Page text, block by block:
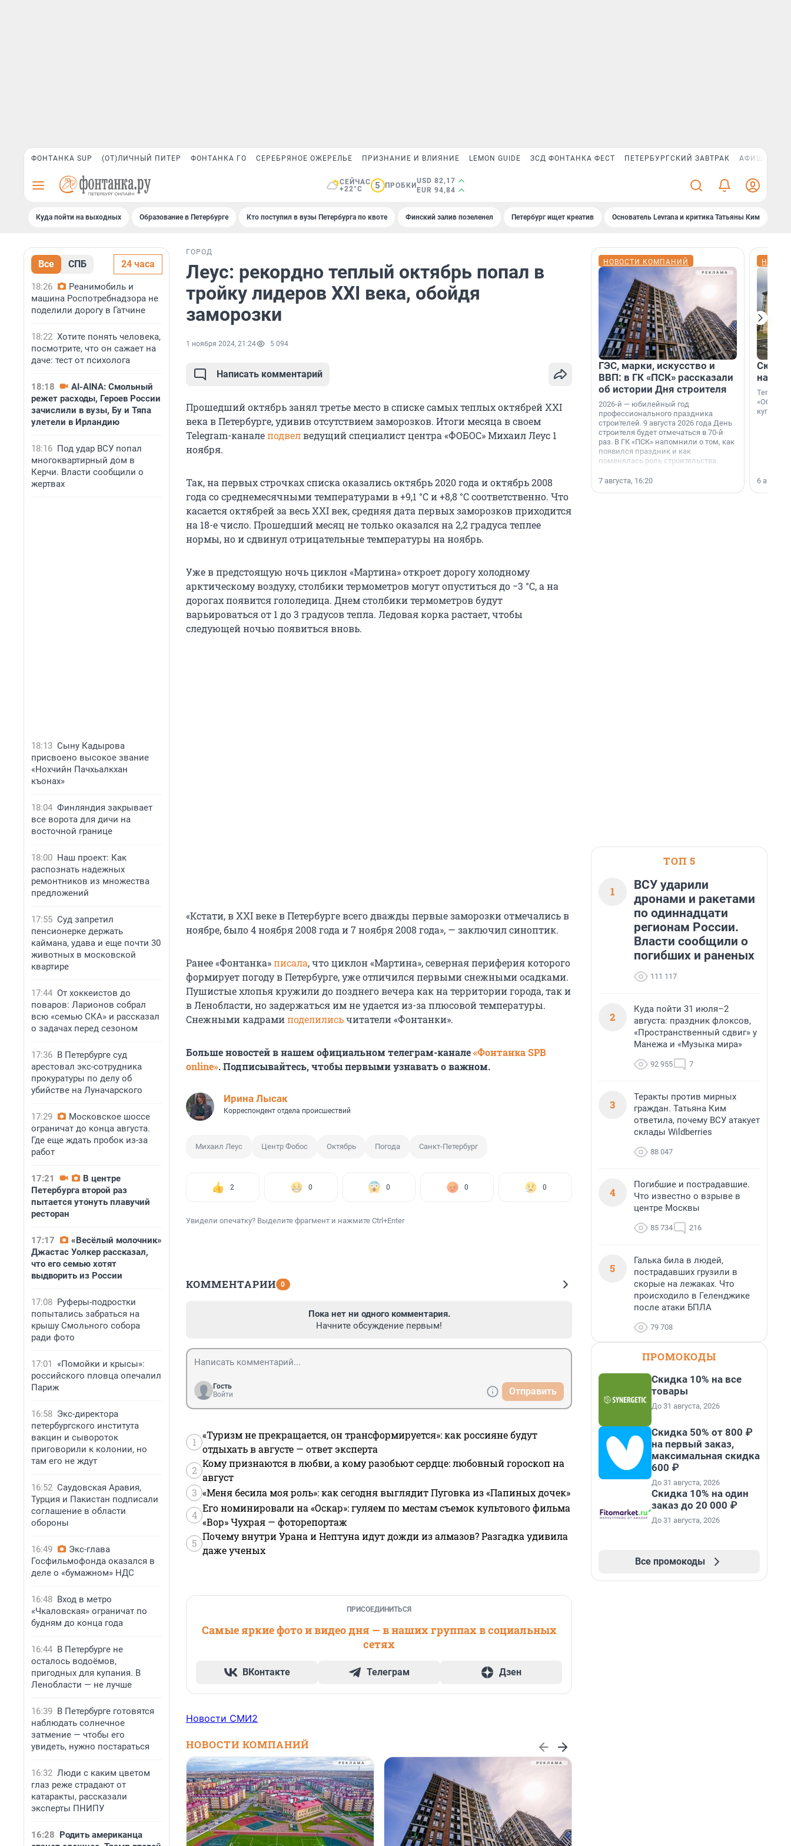
ФОНТАНКА SUP (ОТ)ЛИЧНЫЙ ПИТЕР ФОНТАНКА ГО СЕРЕБРЯНОЕ ОЖЕРЕЛЬЕ ПРИЗНАНИЕ И ВЛИЯНИЕ LEMON GUIDE ЗСД ФОНТАНКА ФЕСТ ПЕТЕРБУРГСКИЙ ЗАВТРАК АФИША PLUS
СЕЙЧАС
+22°C
5 ПРОБКИ
USD 82,17
EUR 94,84
Куда пойти на выходных Образование в Петербурге Кто поступил в вузы Петербурга по квоте Финский залив позеленел Петербург ищет креатив Основатель Levrana и критика Татьяны Ким
Все СПБ 24 часа
18:26
Реанимобиль и
машина Роспотребнадзора не
поделили дорогу в Гатчине
18:22 Хотите понять человека,
посмотрите, что он сажает на
даче: тест от психолога
18:18
AI-AINA: Смольный
режет расходы, Героев России
зачислили в вузы, Бу и Тяпа
улетели в Ирландию
18:16 Под удар ВСУ попал
многоквартирный дом в
Керчи. Власти сообщили о
жертвах
18:13 Сыну Кадырова
присвоено высокое звание
«Нохчийн Пачхьалкхан
къонах»
18:04 Финляндия закрывает
все ворота для дичи на
восточной границе
18:00 Наш проект: Как
распознать надежных
ремонтников из множества
предложений
17:55 Суд запретил
пенсионерке держать
каймана, удава и еще почти 30
животных в московской
квартире
17:44 От хоккеистов до
поваров: Ларионов собрал
всю «семью СКА» и рассказал
о задачах перед сезоном
17:36 В Петербурге суд
арестовал экс-сотрудника
прокуратуры по делу об
убийстве на Луначарского
17:29
Московское шоссе
ограничат до конца августа.
Где еще ждать пробок из-за
работ
17:21
В центре
Петербурга второй раз
пытается утонуть плавучий
ресторан
17:17
«Весёлый молочник»
Джастас Уолкер рассказал,
что его семью хотят
выдворить из России
17:08 Руферы-подростки
попытались забраться на
крышу Смольного собора
ради фото
17:01
«Помойки и крысы»:
российского пловца опечалил
Париж
16:58 Экс-директора
петербургского института
вакцин и сывороток
приговорили к колонии, но
там его не ждут
16:52 Саудовская Аравия,
Турция и Пакистан подписали
соглашение в области
обороны
16:49
Экс-глава
Госфильмофонда оказался в
деле о «бумажном» НДС
16:48 Вход в метро
«Чкаловская» ограничат по
будням до конца года
16:44 В Петербурге не
осталось водоёмов,
пригодных для купания. В
Ленобласти — не лучше
16:39 В Петербурге готовятся
наблюдать солнечное
затмение — чтобы его
увидеть, нужно постараться
16:32 Люди с каким цветом
глаз реже страдают от
катаракты, рассказали
эксперты ПНИПУ
16:28 Родить американца
ГОРОД
Леус: рекордно теплый октябрь попал в
тройку лидеров XXI века, обойдя
заморозки
1 ноября 2024, 21:24 5 094
Написать комментарий
Прошедший октябрь занял третье место в списке самых теплых октябрей XXI
века в Петербурге, удивив отсутствием заморозков. Итоги месяца в своем
Telegram-каналеподвелведущий специалист центра «ФОБОС» Михаил Леус 1
ноября.
Так, на первых строчках списка оказались октябрь 2020 года и октябрь 2008
года со среднемесячными температурами в +9,1 °С и +8,8 °С соответственно. Что
касается октябрей за весь XXI век, средняя дата первых заморозков приходится
на 18-е число. Прошедший месяц не только оказался на 2,2 градуса теплее
нормы, но и сдвинул отрицательные температуры на ноябрь.
Уже в предстоящую ночь циклон «Мартина» откроет дорогу холодному
арктическому воздуху, столбики термометров могут опуститься до −3 °С, а на
дорогах появится гололедица. Днем столбики термометров будут
варьироваться от 1 до 3 градусов тепла. Ледовая корка растает, чтобы
следующей ночью появиться вновь.
«Кстати, в XXI веке в Петербурге всего дважды первые заморозки отмечались в
ноябре, было 4 ноября 2008 года и 7 ноября 2008 года», — заключил синоптик.
Ранее «Фонтанка»писала, что циклон «Мартина», северная периферия которого
формирует погоду в Петербурге, уже отличился первыми снежными осадками.
Пушистые хлопья кружили до позднего вечера как на территории города, так и
в Ленобласти, но задержаться им не удается из-за плюсовой температуры.
Снежными кадрамиподелилисьчитатели «Фонтанки».
Больше новостей в нашем официальном телеграм-канале«Фонтанка SPB
online». Подписывайтесь, чтобы первыми узнавать о важном.
Ирина Лысак
Корреспондент отдела происшествий
Михаил Леус Центр Фобос Октябрь Погода Санкт-Петербург
2 0 0 0 0
Увидели опечатку? Выделите фрагмент и нажмите Ctrl+Enter
КОММЕНТАРИИ 0
Пока нет ни одного комментария.
Начните обсуждение первым!
Гость
Войти
Отправить
1
«Туризм не прекращается, он трансформируется»: как россияне будут
отдыхать в августе — ответ эксперта
2
Кому признаются в любви, а кому разобьют сердце: любовный гороскоп на
август
3 «Меня бесила моя роль»: как сегодня выглядит Пуговка из «Папиных дочек»
4
Его номинировали на «Оскар»: гуляем по местам съемок культового фильма
«Вор» Чухрая — фоторепортаж
5
Почему внутри Урана и Нептуна идут дожди из алмазов? Разгадка удивила
даже ученых
ПРИСОЕДИНИТЬСЯ
Самые яркие фото и видео дня — в наших группах в социальных
сетях
ВКонтакте Телеграм Дзен
Новости СМИ2
НОВОСТИ КОМПАНИЙ
НОВОСТИ КОМПАНИЙ
ГЭС, марки, искусство и
ВВП: в ГК «ПСК» рассказали
об истории Дня строителя
2026-й — юбилейный год
профессионального праздника
строителей. 9 августа 2026 года День
строителя будет отмечаться в 70-й
раз. В ГК «ПСК» напомнили о том, как
появился праздник и как
поменялась роль строительства.
7 августа, 16:20
на
Теперь
купить
6
ТОП 5
1
ВСУ ударили
дронами и ракетами
по одиннадцати
регионам России.
Власти сообщили о
погибших и раненых
111 117
2
Куда пойти 31 июля–2
августа: праздник флоксов,
«Пространственный сдвиг» у
Манежа и «Музыка мира»
92 955 7
3
Теракты против мирных
граждан. Татьяна Ким
ответила, почему ВСУ атакует
склады Wildberries
88 047
4
Погибшие и пострадавшие.
Что известно о взрыве в
центре Москвы
85 734 216
5
Галька била в людей,
пострадавших грузили в
скорые на лежаках. Что
происходило в Геленджике
после атаки БПЛА
79 708
ПРОМОКОДЫ
Скидка 10% на все
товары
До 31 августа, 2026
Скидка 50% от 800 ₽
на первый заказ,
максимальная скидка
600 ₽
До 31 августа, 2026
Скидка 10% на один
заказ до 20 000 ₽
До 31 августа, 2026
Все промокоды